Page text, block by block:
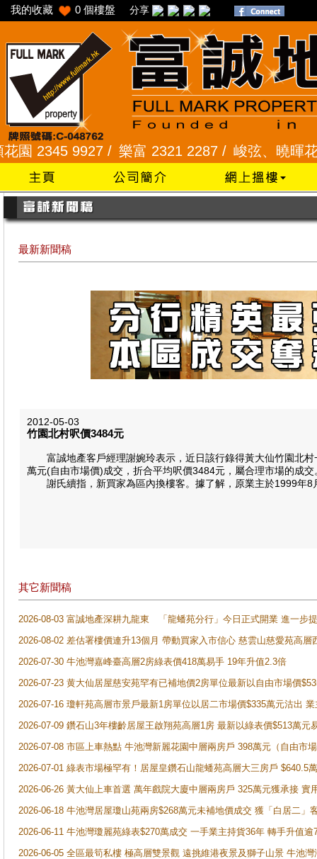
我的收藏 0 個樓盤 分享
2345 9927 /樂富 2321 2287 /峻弦、曉暉花園
最新新聞稿
2012-05-03
竹園北村呎價3484​元
富誠地產客戶經理謝婉玲表示，近日該行錄得黃大仙竹園北村
萬元(自由市場價)成交，折合平均呎價3484元，屬合理市場的成交
謝氏續指，新買家為區內換樓客。據了解，原業主於1999年8
其它新聞稿
2026-08-03 富誠地產深耕九龍東 「龍蟠苑分行」今日正式開業 進一步
2026-08-02 差估署樓價連升13個月 帶動買家入市信心 慈雲山慈愛苑高層
2026-07-30 牛池灣嘉峰臺高層2房綠表價418萬易手 19年升值2.3倍
2026-07-23 黄大仙居屋慈安苑罕有已補地價2房單位最新以自由市場價
2026-07-16 瓊軒苑高層市景戶最新1房單位以居二市場價$335萬元沽出
2026-07-09 鑽石山3年樓齡居屋王啟翔苑高層1房 最新以綠表價$513萬元
2026-07-08 市區上車熱點 牛池灣新麗花園中層兩房戶 398萬元（自由市
2026-07-01 綠表市場極罕有！居屋皇鑽石山龍蟠苑高層大三房戶
2026-06-26 黃大仙上車首選 萬年戲院大廈中層兩房戶 325萬元獲承接 實
2026-06-18 牛池灣居屋瓊山苑兩房$268萬元未補地價成交 獲「白居二」
2026-06-11 牛池灣瓊麗苑綠表$270萬成交 一手業主持貨36年 轉手升值逾
2026-06-05 全區最筍私樓 極高層雙景觀 遠挑維港夜景及獅子山景 牛池